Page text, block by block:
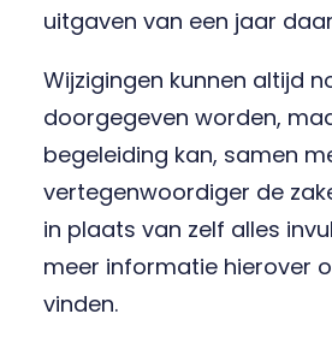
uitgaven van een jaar
Wijzigingen kunnen altijd
doorgegeven worden,
begeleiding kan, samen
vertegenwoordiger de
in plaats van zelf alles
meer informatie hierover
vinden.